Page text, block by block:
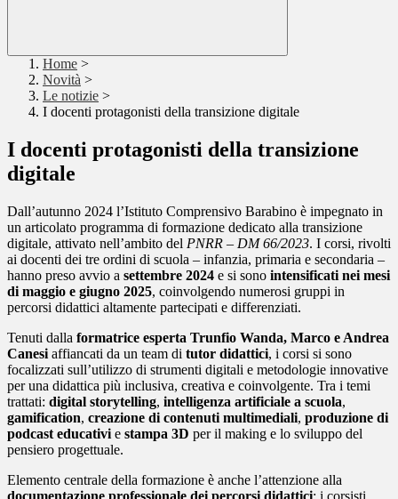
Home >
Novità >
Le notizie >
I docenti protagonisti della transizione digitale
I docenti protagonisti della transizione
digitale
Dall’autunno 2024 l’Istituto Comprensivo Barabino è impegnato in
un articolato programma di formazione dedicato alla transizione
digitale, attivato nell’ambito del PNRR – DM 66/2023. I corsi, rivolti
ai docenti dei tre ordini di scuola – infanzia, primaria e secondaria –
hanno preso avvio a settembre 2024 e si sono intensificati nei mesi
di maggio e giugno 2025, coinvolgendo numerosi gruppi in
percorsi didattici altamente partecipati e differenziati.
Tenuti dalla formatrice esperta Trunfio Wanda, Marco e Andrea
Canesi affiancati da un team di tutor didattici, i corsi si sono
focalizzati sull’utilizzo di strumenti digitali e metodologie innovative
per una didattica più inclusiva, creativa e coinvolgente. Tra i temi
trattati: digital storytelling, intelligenza artificiale a scuola,
gamification, creazione di contenuti multimediali, produzione di
podcast educativi e stampa 3D per il making e lo sviluppo del
pensiero progettuale.
Elemento centrale della formazione è anche l’attenzione alla